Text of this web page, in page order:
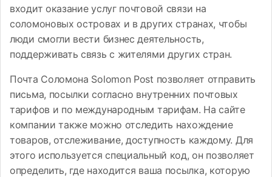
входит оказание услуг почтовой связи на
соломоновых островах и в других странах, чтобы
люди смогли вести бизнес деятельность,
поддерживать связь с жителями других стран.
Почта Соломона Solomon Post позволяет отправить
письма, посылки согласно внутренних почтовых
тарифов и по международным тарифам. На сайте
компании также можно отследить нахождение
товаров, отслеживание, доступность каждому. Для
этого используется специальный код, он позволяет
определить, где находится ваша посылка, которую